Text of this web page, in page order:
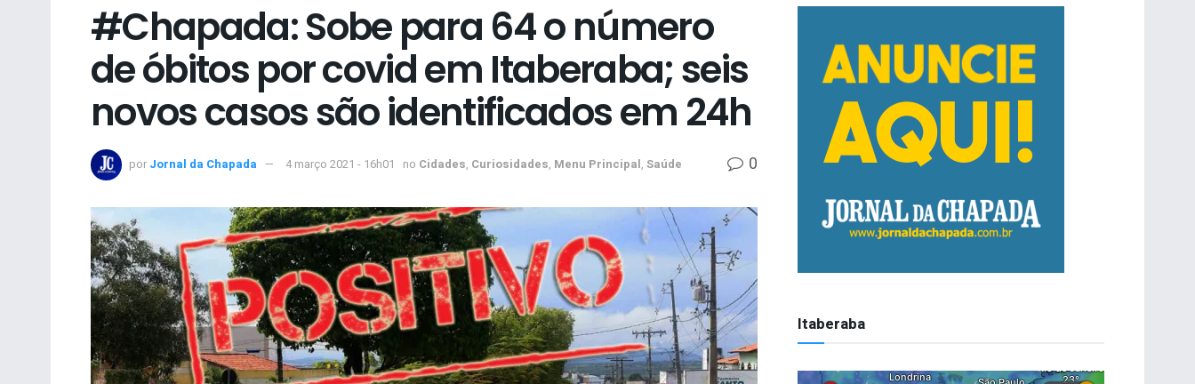
#Chapada: Sobe para 64 o número
de óbitos por covid em Itaberaba; seis
novos casos são identificados em 24h
por Jornal da Chapada 4 março 2021 - 16h01 no Cidades, Curiosidades, Menu Principal, Saúde 0
Itaberaba